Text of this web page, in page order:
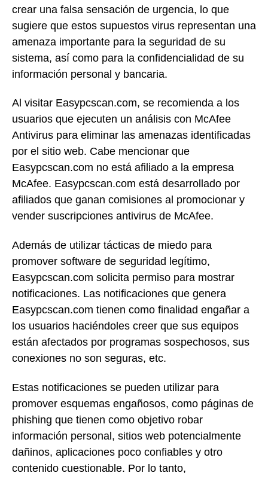
crear una falsa sensación de urgencia, lo que
sugiere que estos supuestos virus representan una
amenaza importante para la seguridad de su
sistema, así como para la confidencialidad de su
información personal y bancaria.
Al visitar Easypcscan.com, se recomienda a los
usuarios que ejecuten un análisis con McAfee
Antivirus para eliminar las amenazas identificadas
por el sitio web. Cabe mencionar que
Easypcscan.com no está afiliado a la empresa
McAfee. Easypcscan.com está desarrollado por
afiliados que ganan comisiones al promocionar y
vender suscripciones antivirus de McAfee.
Además de utilizar tácticas de miedo para
promover software de seguridad legítimo,
Easypcscan.com solicita permiso para mostrar
notificaciones. Las notificaciones que genera
Easypcscan.com tienen como finalidad engañar a
los usuarios haciéndoles creer que sus equipos
están afectados por programas sospechosos, sus
conexiones no son seguras, etc.
Estas notificaciones se pueden utilizar para
promover esquemas engañosos, como páginas de
phishing que tienen como objetivo robar
información personal, sitios web potencialmente
dañinos, aplicaciones poco confiables y otro
contenido cuestionable. Por lo tanto,